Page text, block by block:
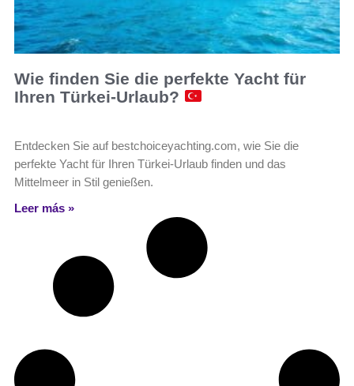
Wie finden Sie die perfekte Yacht für
Ihren Türkei-Urlaub?
Entdecken Sie auf bestchoiceyachting.com, wie Sie die
perfekte Yacht für Ihren Türkei-Urlaub finden und das
Mittelmeer in Stil genießen.
Leer más »